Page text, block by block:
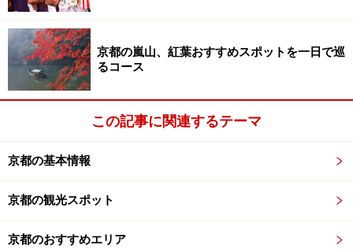
民にも夜桜が開放され、「平野の夜桜」は都を代表する
桜の名所となりました。
ちなみに、平野神社には、「魁(さきがけ)」と名付けら
れた早咲きのしだれ桜があり、この桜が咲くと京都の花
見が始まるとも言われます。
始まるとも言われる(2016年3月31日撮影)
京都の嵐山、紅葉おすすめスポットを一日で巡
るコース
この記事に関連するテーマ
京都の基本情報
京都の観光スポット
京都のおすすめエリア